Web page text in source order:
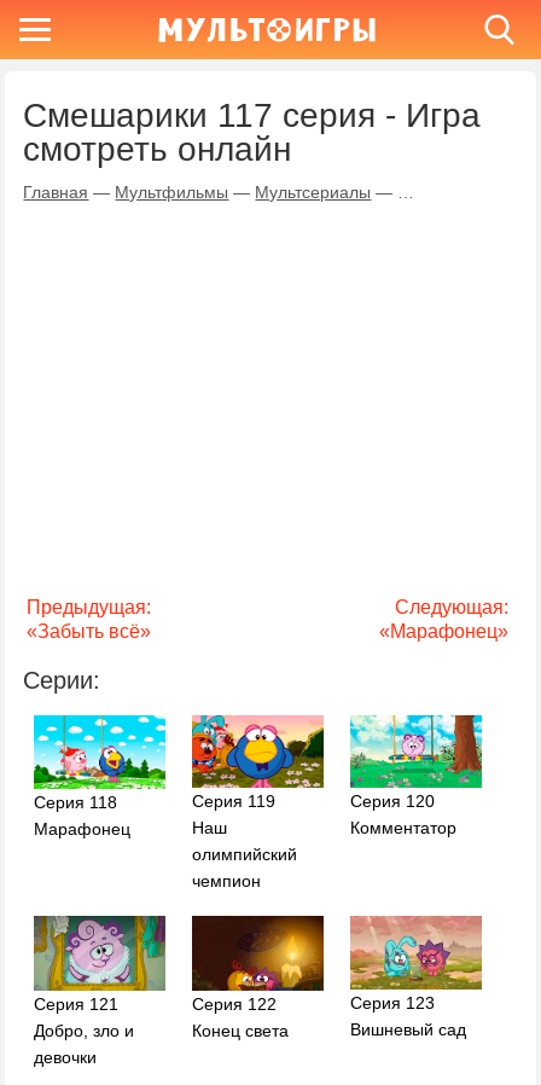
Смешарики 117 серия - Игра
смотреть онлайн
Главная — Мультфильмы — Мультсериалы —
Предыдущая:
«Забыть всё»
Следующая:
«Марафонец»
Серии:
Серия 118
Марафонец
Серия 119
Наш
олимпийский
чемпион
Серия 120
Комментатор
Серия 121
Добро, зло и
девочки
Серия 122
Конец света
Серия 123
Вишневый сад